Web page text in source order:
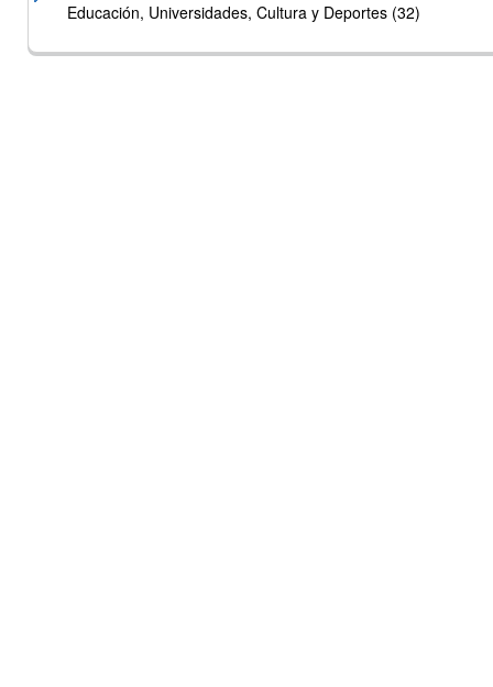
Educación, Universidades, Cultura y Deportes (32)